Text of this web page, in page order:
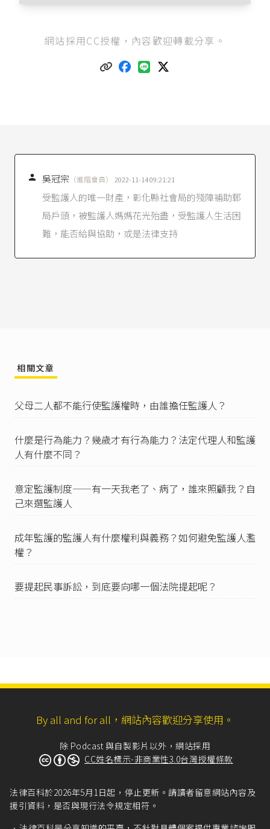
可參考葉怡妙（2020），《
父母二人都不能行使
時，由誰擔任監護人？》。
網站採用CC授權，內容歡迎轉載分享。
 吳冠宗 （進階會員） 2022-11-14 09:21:21
受監護人的唯一財產，彰化縣社會局的殘障補助郵
局戶頭，被監護人媽媽花光殆盡，受監護人生活困
難，能否給與協助，或是法律支持
相關文章
父母二人都不能行使監護權時，由誰擔任監護人？
什麼是行為能力？幾歲才有行為能力？法定代理人和監護
人有什麼不同？
意定監護制度——有一天我老了、病了，誰來照顧我？自
己來選監護人
成年監護的監護人有什麼權利與義務？如何避免監護人濫
權？
要提起民事訴訟，到底要向哪一個法院提起呢？
By all and for all，網站內容歡迎分享使用。
除 Podcast 與自製影片以外，網站採用
CC姓名標示-非商業性3.0台灣授權條款
法律百科於2026年5月1日起，停止更新。請讀者留意網站內容及
援引資料，是否與現行法令規定相符。